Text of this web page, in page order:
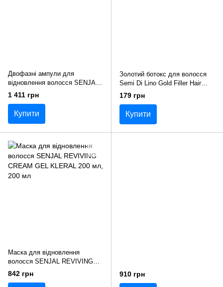
Двофазні ампули для
відновлення волосся SENJAL
AMPOL SILK KLERAL 10 шт*8
1 411 грн
Купити
Золотий ботокс для волосся
Semi Di Lino Gold Filler Hair
Botox KLERAL 1 шт*10 мл
179 грн
Купити
Маска для відновлення
волосся SENJAL REVIVING
CREAM GEL KLERAL 200 мл
842 грн 910 грн